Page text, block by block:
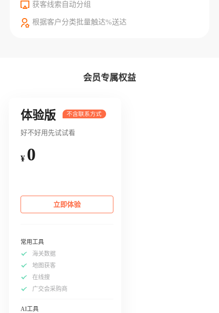
获客线索自动分组
根据客户分类批量触达%送达
会员专属权益
体验版
好不好用先试试看
¥ 0
立即体验
常用工具
海关数据
地图获客
在线搜
广交会采购商
AI工具